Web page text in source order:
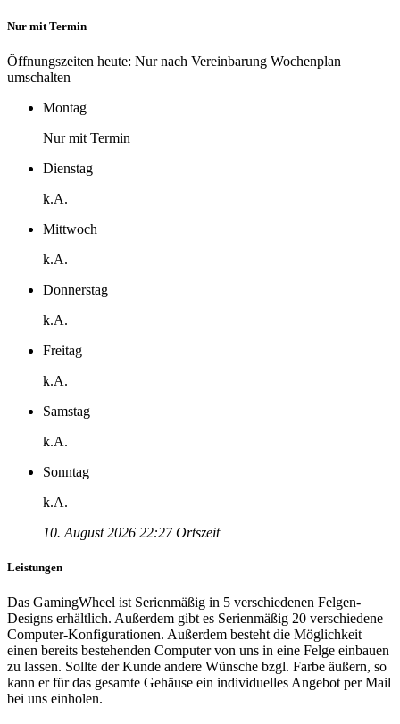
Nur mit Termin
Öffnungszeiten heute: Nur nach Vereinbarung Wochenplan
umschalten
Montag
Nur mit Termin
Dienstag
k.A.
Mittwoch
k.A.
Donnerstag
k.A.
Freitag
k.A.
Samstag
k.A.
Sonntag
k.A.
10. August 2026 22:27 Ortszeit
Leistungen
Das GamingWheel ist Serienmäßig in 5 verschiedenen Felgen-
Designs erhältlich. Außerdem gibt es Serienmäßig 20 verschiedene
Computer-Konfigurationen. Außerdem besteht die Möglichkeit
einen bereits bestehenden Computer von uns in eine Felge einbauen
zu lassen. Sollte der Kunde andere Wünsche bzgl. Farbe äußern, so
kann er für das gesamte Gehäuse ein individuelles Angebot per Mail
bei uns einholen.